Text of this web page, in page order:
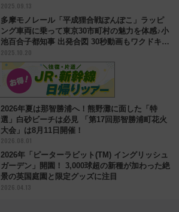
2025.09.13
多摩モノレール「平成狸合戦ぽんぽこ」ラッピ
ング車両に乗って東京30市町村の魅力を体感♪小
池百合子都知事 出発合図 30秒動画もワクドキ！
2050東京戦略
2025.10.20
2026年夏は那智勝浦へ！熊野灘に面した「特
選」白砂ビーチは必見 「第17回那智勝浦町花火
大会」は8月11日開催！
2026.08.01
2026年「ピーターラビット(TM) イングリッシュ
ガーデン」開園！ 3,000球超の新種が加わった絶
景の英国庭園と限定グッズに注目
2026.04.13